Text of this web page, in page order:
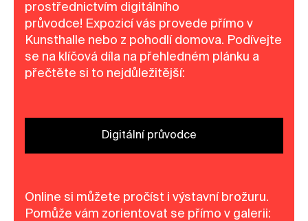
prostřednictvím digitálního
průvodce! Expozicí vás provede přímo v
Kunsthalle nebo z pohodlí domova. Podívejte
se na klíčová díla na přehledném plánku a
přečtěte si to nejdůležitější:
Digitální průvodce
Online si můžete pročíst i výstavní brožuru.
Pomůže vám zorientovat se přímo v galerii: